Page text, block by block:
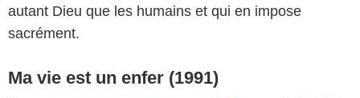
autant Dieu que les humains et qui en impose
sacrément.
Ma vie est un enfer (1991)